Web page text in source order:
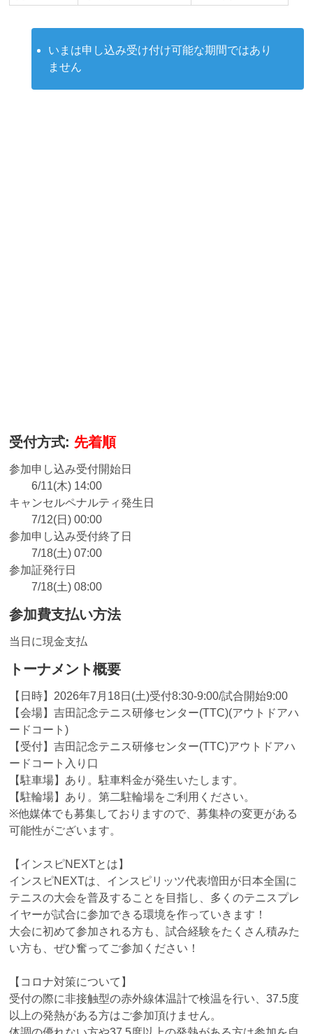
いまは申し込み受け付け可能な期間ではあり
ません
受付方式: 先着順
参加申し込み受付開始日
6/11(木) 14:00
キャンセルペナルティ発生日
7/12(日) 00:00
参加申し込み受付終了日
7/18(土) 07:00
参加証発行日
7/18(土) 08:00
参加費支払い方法
当日に現金支払
トーナメント概要
【日時】2026年7月18日(土)受付8:30-9:00/試合開始9:00
【会場】吉田記念テニス研修センター(TTC)(アウトドアハ
ードコート)
【受付】吉田記念テニス研修センター(TTC)アウトドアハ
ードコート入り口
【駐車場】あり。駐車料金が発生いたします。
【駐輪場】あり。第二駐輪場をご利用ください。
※他媒体でも募集しておりますので、募集枠の変更がある
可能性がございます。
【インスピNEXTとは】
インスピNEXTは、インスピリッツ代表増田が日本全国に
テニスの大会を普及することを目指し、多くのテニスプレ
イヤーが試合に参加できる環境を作っていきます！
大会に初めて参加される方も、試合経験をたくさん積みた
い方も、ぜひ奮ってご参加ください！
【コロナ対策について】
受付の際に非接触型の赤外線体温計で検温を行い、37.5度
以上の発熱がある方はご参加頂けません。